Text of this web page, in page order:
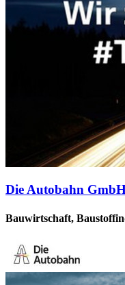
Die Autobahn
Bauwirtschaft,